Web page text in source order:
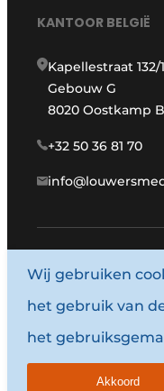
KANTOOR BELGIË
Kapellestraat 132/1
Gebouw G
8020 Oostkamp
+32 50 36 81 70
© 1987 -
Wij gebruiken
het gebruik van
het
Akkoord